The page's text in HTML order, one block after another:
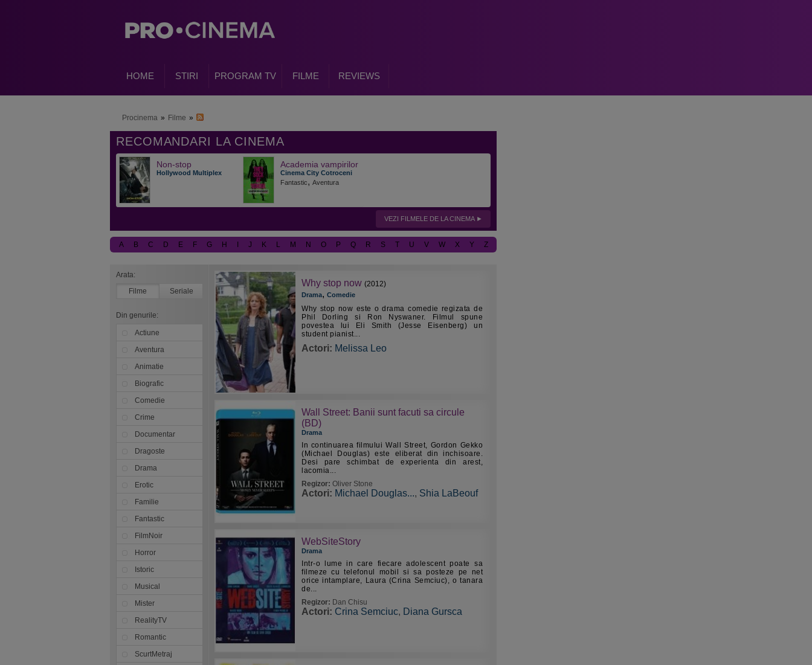
HOME STIRI PROGRAM TV FILME REVIEWS
Procinema » Filme »
Non-stop
Hollywood Multiplex
Academia vampirilor
Cinema City Cotroceni
Fantastic, Aventura
VEZI FILMELE DE LA CINEMA
A B C D E F G H J K L M N O P Q R S T U V W X Y Z
Arata:
Filme
Seriale
Din genurile:
Actiune
Aventura
Animatie
Biografic
Comedie
Crime
Documentar
Dragoste
Drama
Erotic
Familie
Fantastic
FilmNoir
Horror
Istoric
Musical
Mister
RealityTV
Romantic
ScurtMetraj
Why stop now (2012)
Drama, Comedie
Why stop now este o drama comedie regizata de
Phil Dorling si Ron Nyswaner. Filmul spune
povestea lui Eli Smith (Jesse Eisenberg) un
student pianist...
Actori: Melissa Leo
Wall Street: Banii sunt facuti sa circule
(BD)
Drama
In continuarea filmului Wall Street, Gordon Gekko
(Michael Douglas) este eliberat din inchisoare.
Desi pare schimbat de experienta din arest,
lacomia...
Regizor: Oliver Stone
Actori: Michael Douglas..., Shia LaBeouf
WebSiteStory
Drama
Intr-o lume in care fiecare adolescent poate sa
filmeze cu telefonul mobil si sa posteze pe net
orice intamplare, Laura (Crina Semciuc), o tanara
de...
Regizor: Dan Chisu
Actori: Crina Semciuc, Diana Gursca